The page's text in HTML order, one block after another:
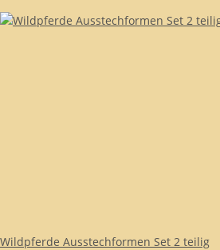
Wildpferde Ausstechformen Set 2 teilig